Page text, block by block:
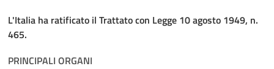
L'Italia ha ratificato il Trattato con Legge 10 agosto 1949, n.
465.
PRINCIPALI ORGANI